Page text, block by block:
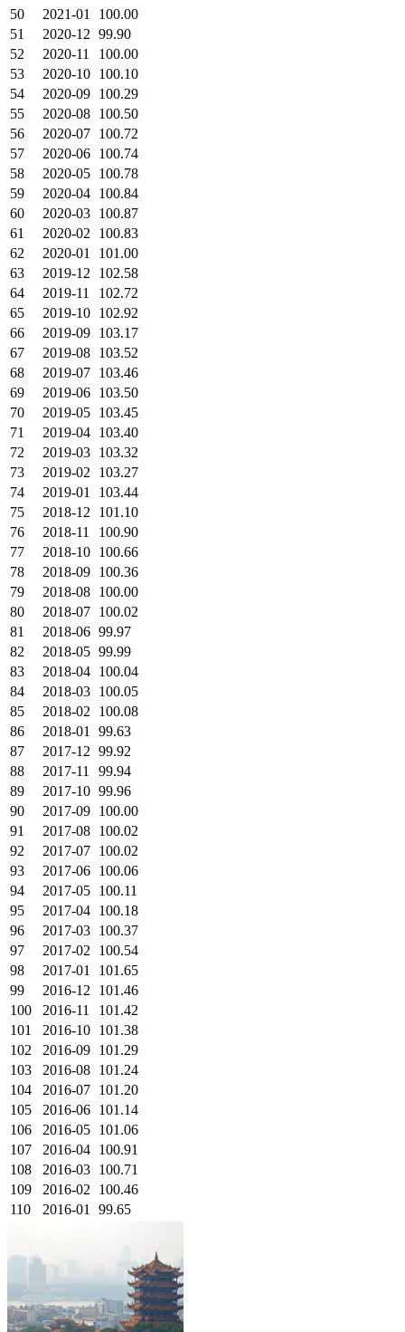
50
2021-01
100.00
51
2020-12 99.90
52
2020-11
100.00
53
2020-10 100.10
54
2020-09 100.29
55
2020-08 100.50
56
2020-07 100.72
57
2020-06 100.74
58
2020-05 100.78
59
2020-04 100.84
60
2020-03 100.87
61
2020-02
100.83
62
2020-01
101.00
63
2019-12
102.58
64
2019-11
102.72
65
2019-10 102.92
66
2019-09 103.17
67
2019-08 103.52
68
2019-07 103.46
69
2019-06 103.50
70
2019-05 103.45
71
2019-04 103.40
72
2019-03 103.32
73
2019-02
103.27
74
2019-01
103.44
75
2018-12
101.10
76
2018-11
100.90
77
2018-10 100.66
78
2018-09 100.36
79
2018-08 100.00
80
2018-07 100.02
81
2018-06 99.97
82
2018-05 99.99
83
2018-04 100.04
84
2018-03 100.05
85
2018-02
100.08
86
2018-01
99.63
87
2017-12 99.92
88
2017-11
99.94
89
2017-10 99.96
90
2017-09 100.00
91
2017-08 100.02
92
2017-07 100.02
93
2017-06 100.06
94
2017-05 100.11
95
2017-04 100.18
96
2017-03 100.37
97
2017-02
100.54
98
2017-01
101.65
99
2016-12
101.46
100
2016-11
101.42
101
2016-10 101.38
102
2016-09 101.29
103
2016-08 101.24
104
2016-07 101.20
105
2016-06 101.14
106
2016-05 101.06
107
2016-04 100.91
108
2016-03 100.71
109
2016-02
100.46
110
2016-01 99.65